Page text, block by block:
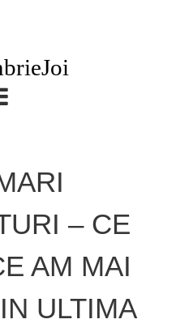
– CE
AM MAI
ULTIMA